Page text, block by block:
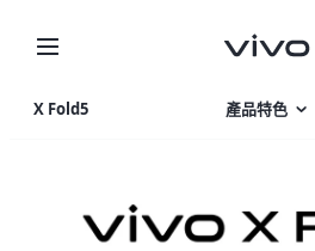
我的訂單
X Fold5 產品特色
產品規格